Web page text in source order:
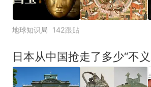
佛山一中学招聘
试前13名均遭淘
已叫停招聘，成
热
人生
地球知识局 142跟贴
日本从中国抢走了多少“不义